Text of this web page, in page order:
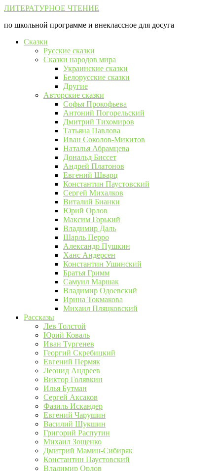
Перейти
контенту
ЛИТЕРАТУРНОЕ ЧТЕНИЕ
по школьной программе и внеклассное для досуга
Сказки
Русские сказки
Сказки народов мира
Украинские сказки
Белорусские сказки
Другие
Авторские сказки
Софья Прокофьева
Антоний Погорельский
Дмитрий Тихомиров
Татьяна Павлова
Иван Соколов-Микитов
Наталья Абрамцева
Дональд Биссет
Андрей Платонов
Евгений Шварц
Константин Паустовский
Сергей Михалков
Виталий Бианки
Юрий Орлов
Максим Горький
Владимир Даль
Шарль Перро
Александр Пушкин
Ханс Андерсен
Константин Ушинский
Братья Гримм
Самуил Маршак
Владимир Одоевский
Ирина Токмакова
Михаил Пляцковский
Рассказы
Лев Толстой
Юрий Коваль
Иван Тургенев
Георгий Скребицкий
Евгений Пермяк
Леонид Андреев
Виктор Голявкин
Илья Бутман
Сергей Аксаков
Фазиль Искандер
Евгений Чарушин
Василий Шукшин
Григорий Распутин
Михаил Зощенко
Дмитрий Мамин-Сибиряк
Константин Паустовский
Владимир Орлов